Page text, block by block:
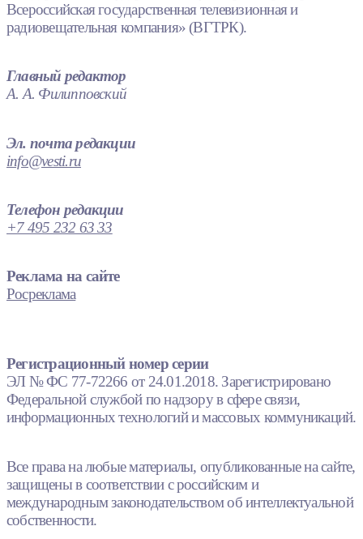
Всероссийская государственная телевизионная и
радиовещательная компания» (ВГТРК).
Главный редактор
А. А. Филипповский
Эл. почта редакции
info@vesti.ru
Телефон редакции
+7 495 232 63 33
Реклама на сайте
Росреклама
Регистрационный номер серии
ЭЛ № ФС 77-72266 от 24.01.2018. Зарегистрировано
Федеральной службой по надзору в сфере связи,
информационных технологий и массовых коммуникаций.
Все права на любые материалы, опубликованные на сайте,
защищены в соответствии с российским и
международным законодательством об интеллектуальной
собственности.